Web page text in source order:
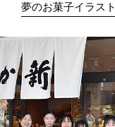
夢のお菓子イラス